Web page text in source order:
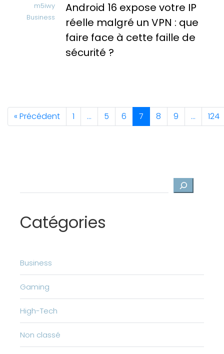
m5iwy
Business
Android 16 expose votre IP
réelle malgré un VPN : que
faire face à cette faille de
sécurité ?
« Précédent 1 … 5 6 7 8 9 … 124
Catégories
Business
Gaming
High-Tech
Non classé